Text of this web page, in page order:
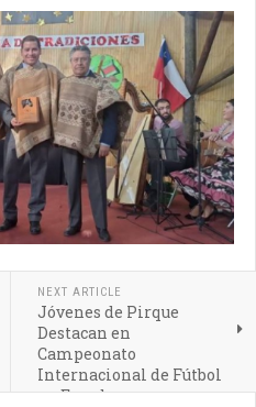
NEXT ARTICLE
Jóvenes de Pirque
Destacan en
Campeonato
Internacional de Fútbol
en Ecuador